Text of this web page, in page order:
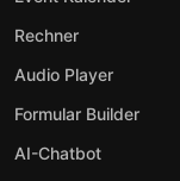
Rechner
Audio Player
Formular Builder
AI-Chatbot